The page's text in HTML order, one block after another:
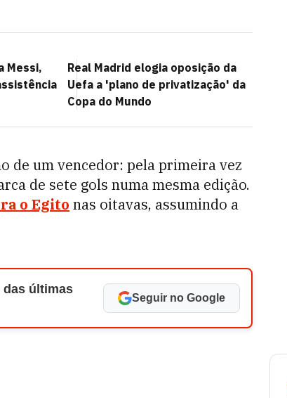
Messi,
Real Madrid elogia oposição da
Uefa a 'plano de privatização' da
Copa do Mundo
de um vencedor: pela primeira vez
de sete gols numa mesma edição.
o Egito nas oitavas, assumindo a
das últimas
Seguir no Google